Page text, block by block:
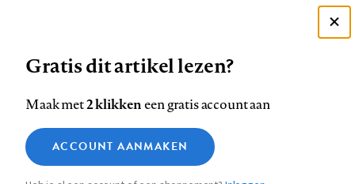
op
Facebook
op
LinkedIn
op
Bluesky
ons
op
InstagramYouTube
Footer
Contact Colofon Disclaimer Privacy
Medische vragen verdienen
betrouwbare antwoorden
Zie onze cookie policy
Analytische cookies
Gratis dit artikel lezen?
Maak met2 klikkeneen gratis account aan
ACCOUNT AANMAKEN